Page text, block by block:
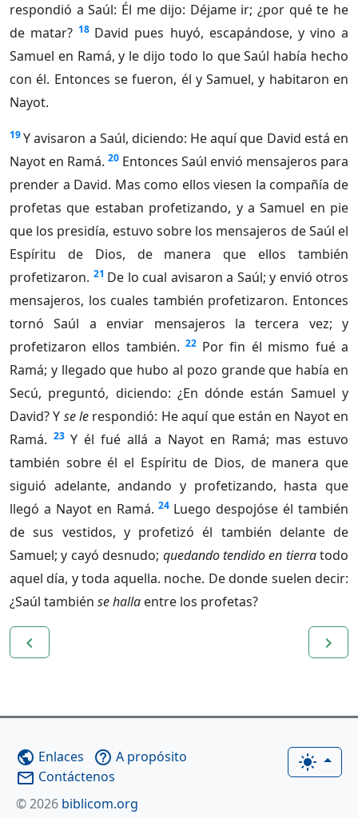
respondió a Saúl: Él me dijo: Déjame ir; ¿por qué te he
de matar? 18 David pues huyó, escapándose, y vino a
Samuel en Ramá, y le dijo todo lo que Saúl había hecho
con él. Entonces se fueron, él y Samuel, y habitaron en
Nayot.
19Y avisaron a Saúl, diciendo: He aquí que David está en
Nayot en Ramá. 20 Entonces Saúl envió mensajeros para
prender a David. Mas como ellos viesen la compañía de
profetas que estaban profetizando, y a Samuel en pie
que los presidía, estuvo sobre los mensajeros de Saúl el
Espíritu de Dios, de manera que ellos también
profetizaron. 21 De lo cual avisaron a Saúl; y envió otros
mensajeros, los cuales también profetizaron. Entonces
tornó Saúl a enviar mensajeros la tercera vez; y
profetizaron ellos también. 22 Por fin él mismo fué a
Ramá; y llegado que hubo al pozo grande que había en
Secú, preguntó, diciendo: ¿En dónde están Samuel y
David? Y se le respondió: He aquí que están en Nayot en
Ramá. 23 Y él fué allá a Nayot en Ramá; mas estuvo
también sobre él el Espíritu de Dios, de manera que
siguió adelante, andando y profetizando, hasta que
llegó a Nayot en Ramá. 24 Luego despojóse él también
de sus vestidos, y profetizó él también delante de
Samuel; y cayó desnudo; quedando tendido en tierratodo
aquel día, y toda aquella. noche. De donde suelen decir:
¿Saúl también se halla entre los profetas?
navigate_before navigate_next
light_mode
public Enlaces help_outline A propósito
mail_outline Contáctenos
© 2026 biblicom.org